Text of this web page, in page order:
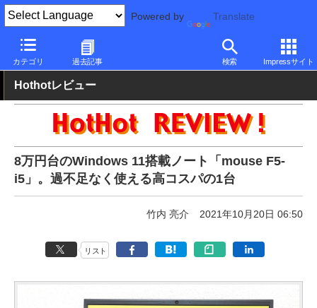
Powered by Translate
カテゴリ 過去記事 検索 Impressサイト
PC Watch パソコン/タブレット/スマートフォン ノートパソコン
Hothotレビュー
8万円台のWindows 11搭載ノート「mouse F5-
i5」。過不足なく使える高コスパの1台
竹内 亮介 2021年10月20日 06:50
リスト